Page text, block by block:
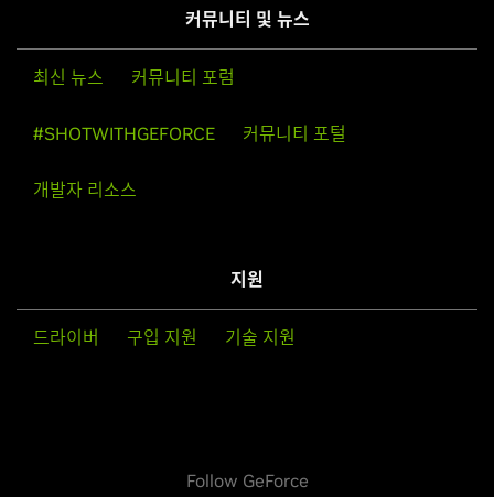
커뮤니티 및 뉴스
최신 뉴스 커뮤니티 포럼
#SHOTWITHGEFORCE 커뮤니티 포털
개발자 리소스
지원
드라이버 구입 지원 기술 지원
Follow GeForce